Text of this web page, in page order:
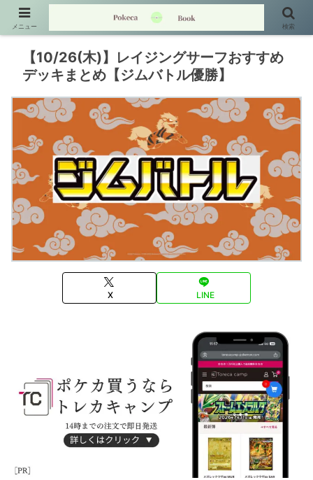
【10/26(木)】レイジングサーフおすすめ
デッキまとめ【ジムバトル優勝】
X LINE
メニュー 検索